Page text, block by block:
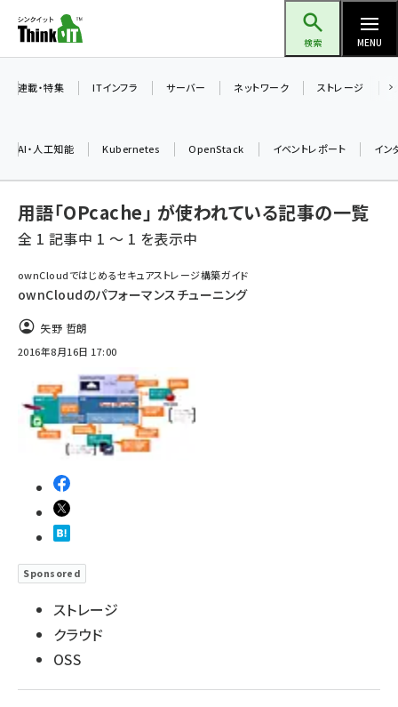
ン
ツ
検索 MENU
ai (2504)
加藤銘のチーム貢献～仲間と築いた勝利の絆～ (2325)
北海道をのんびり旅する晴山佳須夫のヒント集！ (2047)
drupal (1963)
abc123 (1367)
ai crunch (1363)
連載・特集 ITインフラ サーバー ネットワーク ストレージ
AI・人工知能 Kubernetes OpenStack イベントレポート イン
用語「OPcache」 が使われている記事の一覧
全 1 記事中 1 ～ 1 を表示中
ownCloudではじめるセキュアストレージ構築ガイド
ownCloudのパフォーマンスチューニング
矢野 哲朗
2016年8月16日 17:00
Sponsored
ストレージ
クラウド
OSS